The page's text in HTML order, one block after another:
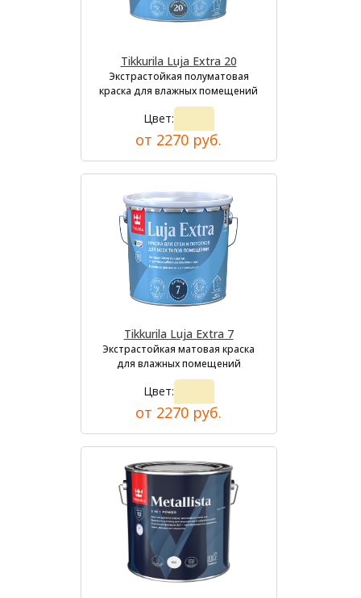
Tikkurila Luja Extra 20
Экстрастойкая полуматовая
краска для влажных помещений
Цвет:
от 2270 руб.
Tikkurila Luja Extra 7
Экстрастойкая матовая краска
для влажных помещений
Цвет:
от 2270 руб.